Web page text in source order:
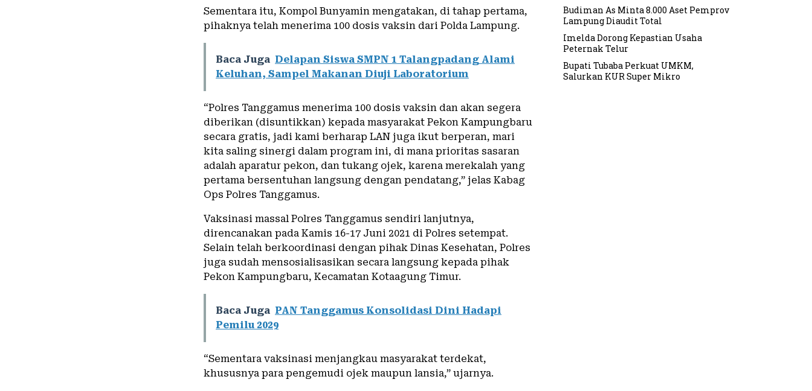
Sementara itu, Kompol Bunyamin mengatakan, di tahap pertama,
pihaknya telah menerima 100 dosis vaksin dari Polda Lampung.
Baca Juga Delapan Siswa SMPN 1 Talangpadang Alami
Keluhan, Sampel Makanan Diuji Laboratorium
“Polres Tanggamus menerima 100 dosis vaksin dan akan segera
diberikan (disuntikkan) kepada masyarakat Pekon Kampungbaru
secara gratis, jadi kami berharap LAN juga ikut berperan, mari
kita saling sinergi dalam program ini, di mana prioritas sasaran
adalah aparatur pekon, dan tukang ojek, karena merekalah yang
pertama bersentuhan langsung dengan pendatang,” jelas Kabag
Ops Polres Tanggamus.
Vaksinasi massal Polres Tanggamus sendiri lanjutnya,
direncanakan pada Kamis 16-17 Juni 2021 di Polres setempat.
Selain telah berkoordinasi dengan pihak Dinas Kesehatan, Polres
juga sudah mensosialisasikan secara langsung kepada pihak
Pekon Kampungbaru, Kecamatan Kotaagung Timur.
Baca Juga PAN Tanggamus Konsolidasi Dini Hadapi
Pemilu 2029
“Sementara vaksinasi menjangkau masyarakat terdekat,
khususnya para pengemudi ojek maupun lansia,” ujarnya.
Budiman As Minta 8.000 Aset Pemprov
Lampung Diaudit Total
Imelda Dorong Kepastian Usaha
Peternak Telur
Bupati Tubaba Perkuat UMKM,
Salurkan KUR Super Mikro